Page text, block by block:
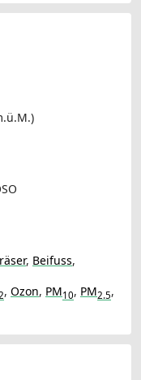
, Beifuss,
2, Ozon, PM10, PM2.5,